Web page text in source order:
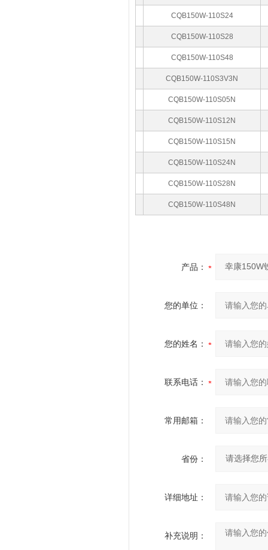
CQB150W-110S24
CQB150W-110S28
CQB150W-110S48
CQB150W-110S3V3N
CQB150W-110S05N
CQB150W-110S12N
CQB150W-110S15N
CQB150W-110S24N
CQB150W-110S28N
CQB150W-110S48N
产品：
您的单位：
您的姓名：
联系电话：
常用邮箱：
省份：
详细地址：
补充说明：